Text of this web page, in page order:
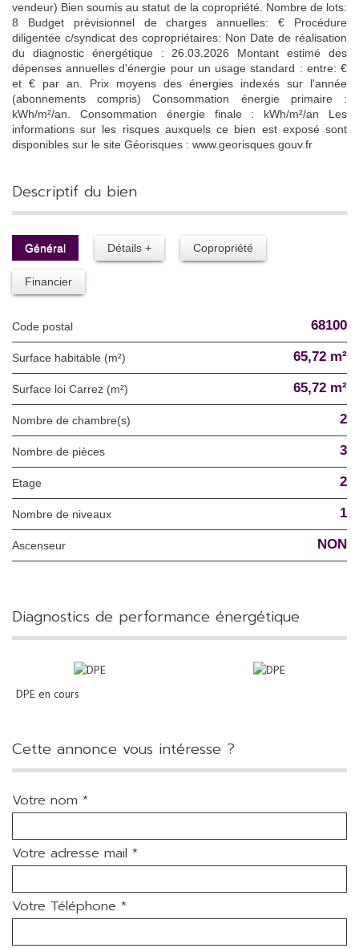
vendeur) Bien soumis au statut de la copropriété. Nombre de lots:
8 Budget prévisionnel de charges annuelles: € Procédure
diligentée c/syndicat des copropriétaires: Non Date de réalisation
du diagnostic énergétique : 26.03.2026 Montant estimé des
dépenses annuelles d'énergie pour un usage standard : entre: €
et € par an. Prix moyens des énergies indexés sur l'année
(abonnements compris) Consommation énergie primaire :
kWh/m²/an. Consommation énergie finale : kWh/m²/an Les
informations sur les risques auxquels ce bien est exposé sont
disponibles sur le site Géorisques : www.georisques.gouv.fr
descriptif du bien
Général Détails + Copropriété
Financier
Code postal 68100
Surface habitable (m²) 65,72 m²
Surface loi Carrez (m²) 65,72 m²
Nombre de chambre(s) 2
Nombre de pièces 3
Etage 2
Nombre de niveaux 1
Ascenseur NON
diagnostics de performance énergétique
DPE en cours
cette annonce vous intéresse ?
Votre nom *
Votre adresse mail *
Votre Téléphone *